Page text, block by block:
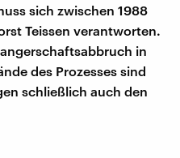
sich zwischen 1988
Teissen verantworten.
in
des Prozesses sind
schließlich auch den